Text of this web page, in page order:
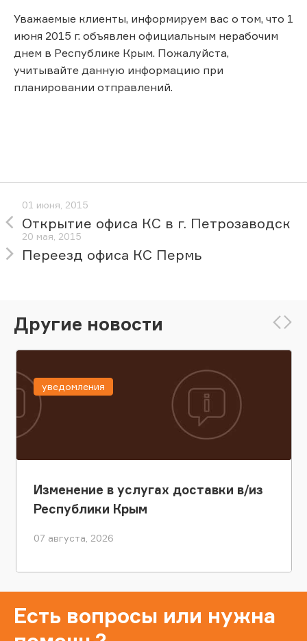
Уважаемые клиенты, информируем вас о том, что 1
июня 2015 г. объявлен официальным нерабочим
днем в Республике Крым. Пожалуйста,
учитывайте данную информацию при
планировании отправлений.
01 июня, 2015
Открытие офиса КС в г. Петрозаводск
20 мая, 2015
Переезд офиса КС Пермь
Другие новости
Изменение в услугах доставки в/из
Республики Крым
07 августа, 2026
уведомления
Есть вопросы или нужна